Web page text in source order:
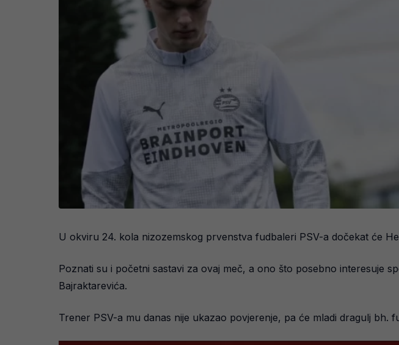
U okviru 24. kola nizozemskog prvenstva fudbaleri PSV-a dočekat će
Poznati su i početni sastavi za ovaj meč, a ono što posebno interesuje
Bajraktarevića.
Trener PSV-a mu danas nije ukazao povjerenje, pa će mladi dragulj